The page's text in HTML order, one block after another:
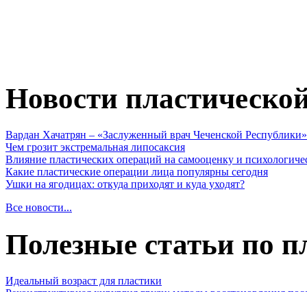
Новости
Вардан Хачатрян – «Заслуженный врач Чеченской Республики»
Чем грозит экстремальная липосаксия
Влияние пластических операций на самооценку и
Какие пластические операции лица популярны сегодня
Ушки на ягодицах: откуда приходят и куда уходят?
Все новости...
Полезные статьи по
Идеальный возраст для пластики